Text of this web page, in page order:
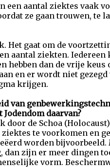
een aantal ziektes vaak
ze gaan trouwen, te
gaat om de
aantal ziekten.
hebben dan de vrije
en er wordt niet
krijgen.
van
daarvan?
door de Schoa
te voorkomen en
worden bijvoorbeeld.
zijn er meer dingen
vorm.